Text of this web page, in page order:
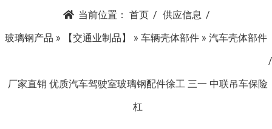
当前位置： 首页
供应信息
玻璃钢产品 » 【交通业制品】 » 车辆壳体部件 » 汽车壳体部件
厂家直销 优质汽车驾驶室玻璃钢配件徐工 三一 中联吊车保险
杠